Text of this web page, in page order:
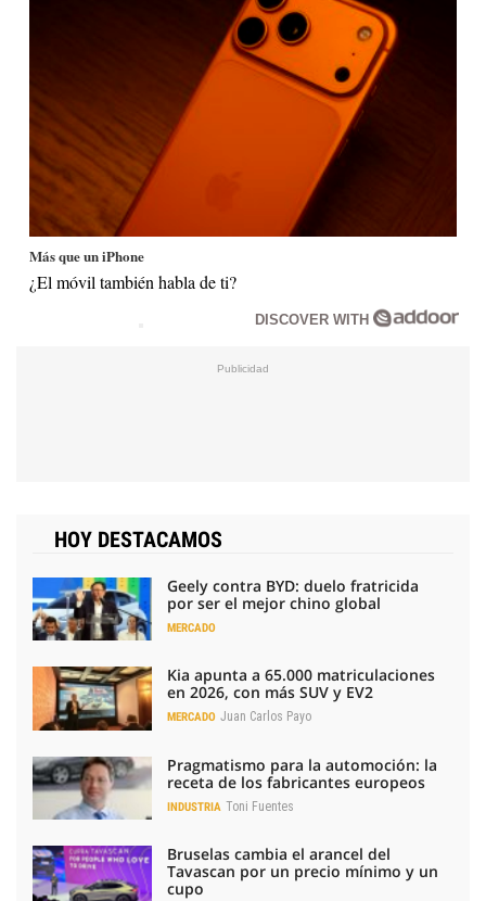
Más que un iPhone
¿El móvil también habla de ti?
DISCOVER WITH
HOY DESTACAMOS
Geely contra BYD: duelo fratricida
por ser el mejor chino global
MERCADO
Kia apunta a 65.000 matriculaciones
en 2026, con más SUV y EV2
MERCADO Juan Carlos Payo
Pragmatismo para la automoción: la
receta de los fabricantes europeos
INDUSTRIA Toni Fuentes
Bruselas cambia el arancel del
Tavascan por un precio mínimo y un
cupo